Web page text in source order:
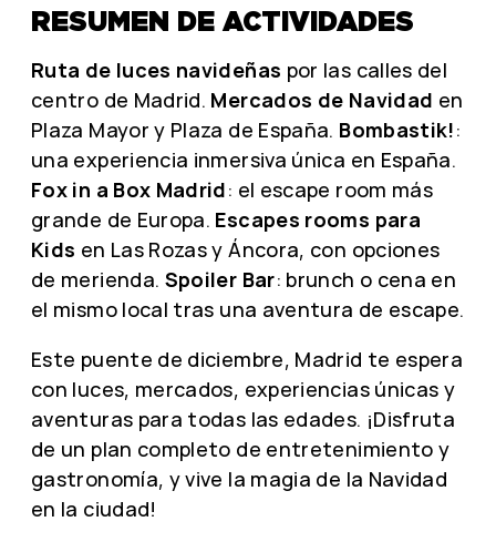
RESUMEN DE ACTIVIDADES
Ruta de luces navideñas por las calles del
centro de Madrid. Mercados de Navidad en
Plaza Mayor y Plaza de España. Bombastik!:
una experiencia inmersiva única en España.
Fox in a Box Madrid: el escape room más
grande de Europa. Escapes rooms para
Kids en Las Rozas y Áncora, con opciones
de merienda. Spoiler Bar: brunch o cena en
el mismo local tras una aventura de escape.
Este puente de diciembre, Madrid te espera
con luces, mercados, experiencias únicas y
aventuras para todas las edades. ¡Disfruta
de un plan completo de entretenimiento y
gastronomía, y vive la magia de la Navidad
en la ciudad!